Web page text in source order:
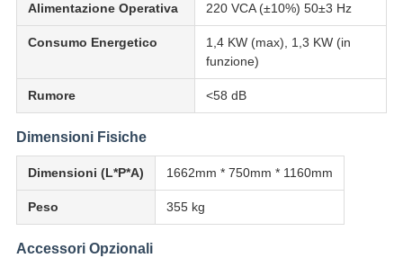
Alimentazione Operativa 220 VCA (±10%) 50±3 Hz
Consumo Energetico
1,4 KW (max), 1,3 KW (in
funzione)
Rumore <58 dB
Dimensioni Fisiche
Dimensioni (L*P*A) 1662mm * 750mm * 1160mm
Peso 355 kg
Accessori Opzionali